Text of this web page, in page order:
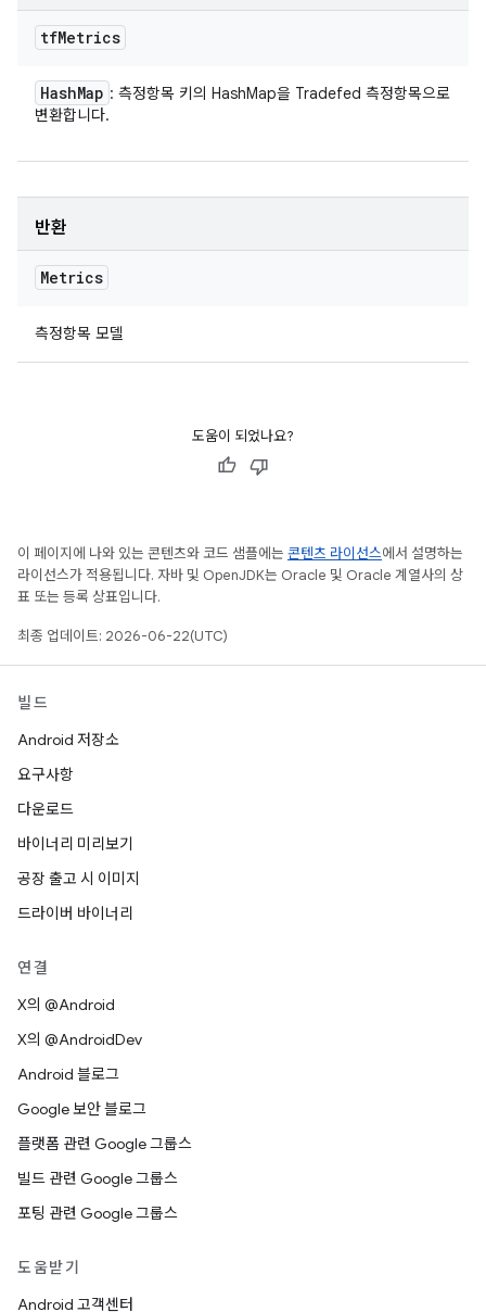
tfMetrics
HashMap : 측정항목 키의 HashMap을 Tradefed 측정항목으로
변환합니다.
반환
Metrics
측정항목 모델
도움이 되었나요?
이 페이지에 나와 있는 콘텐츠와 코드 샘플에는 콘텐츠 라이선스에서 설명하는
라이선스가 적용됩니다. 자바 및 OpenJDK는 Oracle 및 Oracle 계열사의 상
표 또는 등록 상표입니다.
최종 업데이트: 2026-06-22(UTC)
빌드
Android 저장소
요구사항
다운로드
바이너리 미리보기
공장 출고 시 이미지
드라이버 바이너리
연결
X의 @Android
X의 @AndroidDev
Android 블로그
Google 보안 블로그
플랫폼 관련 Google 그룹스
빌드 관련 Google 그룹스
포팅 관련 Google 그룹스
도움받기
Android 고객센터